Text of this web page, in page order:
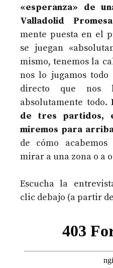
«esperanza» de
Valladolid
mente puesta en el
se juegan
mismo, tenemos la
nos lo jugamos
directo que nos
absolutamente todo.
de tres partidos,
miremos para
de cómo
mirar a una zona o a
Escucha la
clic debajo (a partir